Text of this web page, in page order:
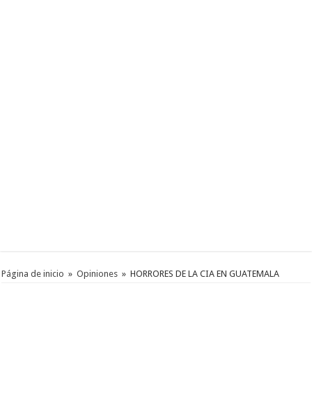
Página de inicio » Opiniones » HORRORES DE LA CIA EN GUATEMALA